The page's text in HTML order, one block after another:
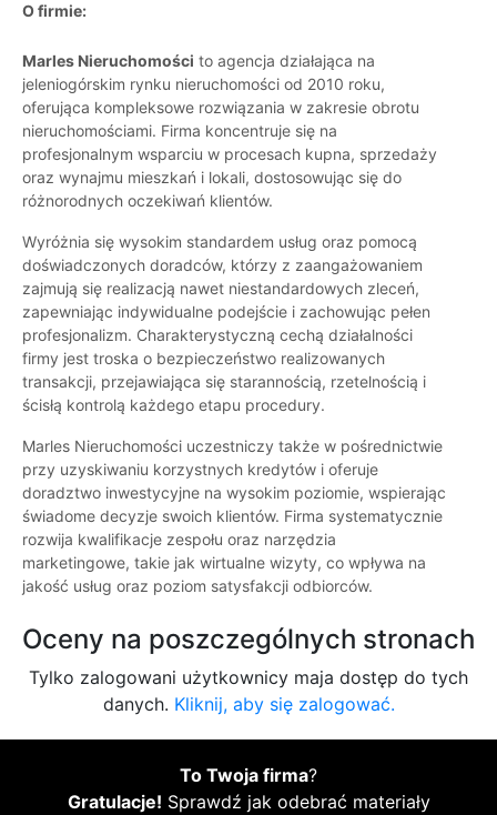
O firmie:
Marles Nieruchomości to agencja działająca na
jeleniogórskim rynku nieruchomości od 2010 roku,
oferująca kompleksowe rozwiązania w zakresie obrotu
nieruchomościami. Firma koncentruje się na
profesjonalnym wsparciu w procesach kupna, sprzedaży
oraz wynajmu mieszkań i lokali, dostosowując się do
różnorodnych oczekiwań klientów.
Wyróżnia się wysokim standardem usług oraz pomocą
doświadczonych doradców, którzy z zaangażowaniem
zajmują się realizacją nawet niestandardowych zleceń,
zapewniając indywidualne podejście i zachowując pełen
profesjonalizm. Charakterystyczną cechą działalności
firmy jest troska o bezpieczeństwo realizowanych
transakcji, przejawiająca się starannością, rzetelnością i
ścisłą kontrolą każdego etapu procedury.
Marles Nieruchomości uczestniczy także w pośrednictwie
przy uzyskiwaniu korzystnych kredytów i oferuje
doradztwo inwestycyjne na wysokim poziomie, wspierając
świadome decyzje swoich klientów. Firma systematycznie
rozwija kwalifikacje zespołu oraz narzędzia
marketingowe, takie jak wirtualne wizyty, co wpływa na
jakość usług oraz poziom satysfakcji odbiorców.
Oceny na poszczególnych stronach
Tylko zalogowani użytkownicy maja dostęp do tych
danych. Kliknij, aby się zalogować.
To Twoja firma?
Gratulacje! Sprawdź jak odebrać materiały